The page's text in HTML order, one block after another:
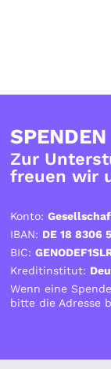
SPENDEN
Zur
freuen wir
Konto:
IBAN: DE 18 8306
BIC:
Kreditinstitut:
Wenn eine
bitte die Adresse